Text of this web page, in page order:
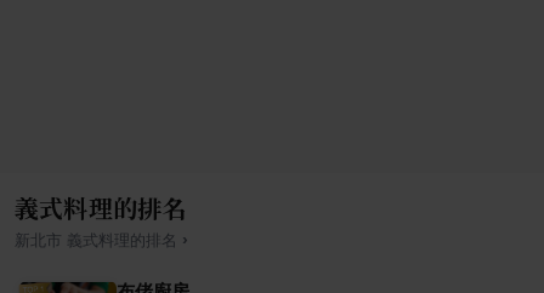
義式料理的排名
新北市 義式料理 的排名 ›